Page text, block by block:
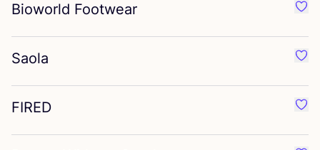
Bioworld Footwear
Saola
FIRED